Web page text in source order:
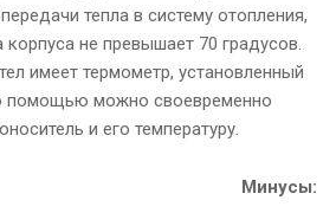
тепла в систему отопления,
корпуса не превышает 70 градусов.
имеет термометр, установленный
помощью можно своевременно
и его температуру.
Минусы: